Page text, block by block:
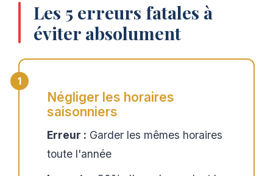
Les 5 erreurs fatales à
éviter absolument
Négliger les horaires
saisonniers
Erreur : Garder les mêmes horaires
toute l'année